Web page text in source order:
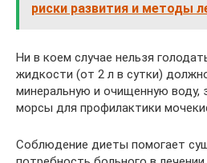
риски развития и методы
Ни в коем случае нельзя
жидкости (от 2 л в сутки)
минеральную и очищенную воду,
морсы для профилактики
Соблюдение диеты помогает